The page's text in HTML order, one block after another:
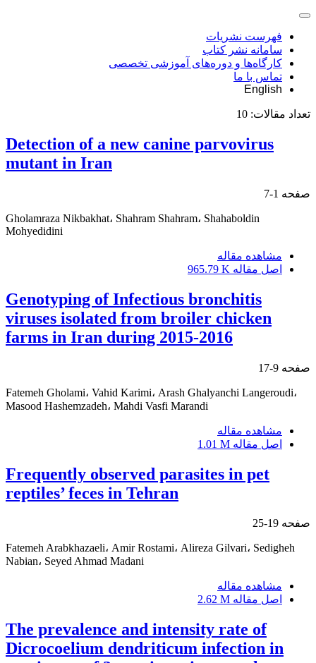
فهرست نشریات
سامانه نشر کتاب
کارگاه‌ها و دوره‌های آموزشی تخصصی
تماس با ما
English
تعداد مقالات: 10
Detection of a new canine parvovirus
mutant in Iran
صفحه 1-7
Gholamraza Nikbakhat، Shahram Shahram، Shahaboldin
Mohyedidini
مشاهده مقاله
اصل مقاله 965.79 K
Genotyping of Infectious bronchitis
viruses isolated from broiler chicken
farms in Iran during 2015-2016
صفحه 9-17
Fatemeh Gholami، Vahid Karimi، Arash Ghalyanchi Langeroudi،
Masood Hashemzadeh، Mahdi Vasfi Marandi
مشاهده مقاله
اصل مقاله 1.01 M
Frequently observed parasites in pet
reptiles’ feces in Tehran
صفحه 19-25
Fatemeh Arabkhazaeli، Amir Rostami، Alireza Gilvari، Sedigheh
Nabian، Seyed Ahmad Madani
مشاهده مقاله
اصل مقاله 2.62 M
The prevalence and intensity rate of
Dicrocoelium dendriticum infection in